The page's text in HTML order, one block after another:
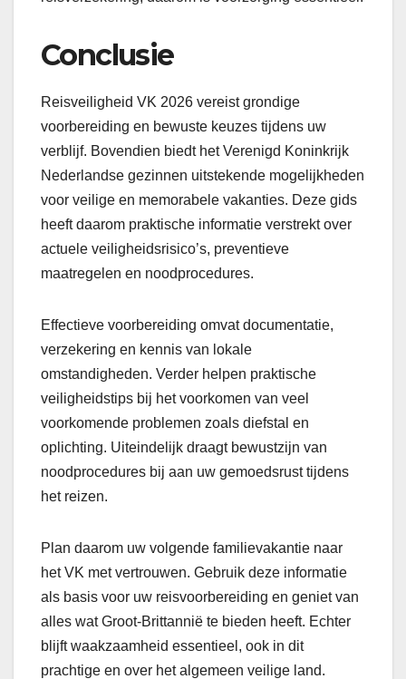
Conclusie
Reisveiligheid VK 2026 vereist grondige
voorbereiding en bewuste keuzes tijdens uw
verblijf. Bovendien biedt het Verenigd Koninkrijk
Nederlandse gezinnen uitstekende mogelijkheden
voor veilige en memorabele vakanties. Deze gids
heeft daarom praktische informatie verstrekt over
actuele veiligheidsrisico’s, preventieve
maatregelen en noodprocedures.
Effectieve voorbereiding omvat documentatie,
verzekering en kennis van lokale
omstandigheden. Verder helpen praktische
veiligheidstips bij het voorkomen van veel
voorkomende problemen zoals diefstal en
oplichting. Uiteindelijk draagt bewustzijn van
noodprocedures bij aan uw gemoedsrust tijdens
het reizen.
Plan daarom uw volgende familievakantie naar
het VK met vertrouwen. Gebruik deze informatie
als basis voor uw reisvoorbereiding en geniet van
alles wat Groot-Brittannië te bieden heeft. Echter
blijft waakzaamheid essentieel, ook in dit
prachtige en over het algemeen veilige land.